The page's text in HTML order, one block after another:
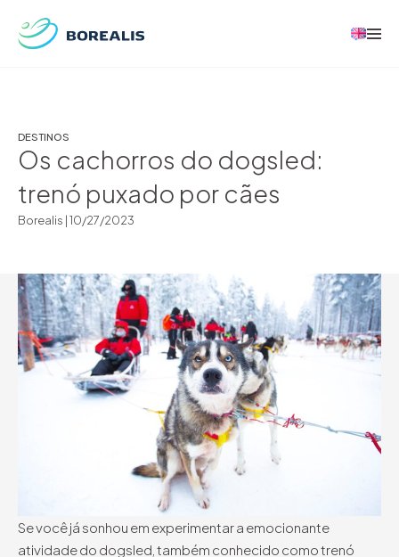
DESTINOS
Os cachorros do dogsled:
trenó puxado por cães
Borealis |10/27/2023
Se você já sonhou em experimentar a emocionante
atividade do dogsled, também conhecido como trenó